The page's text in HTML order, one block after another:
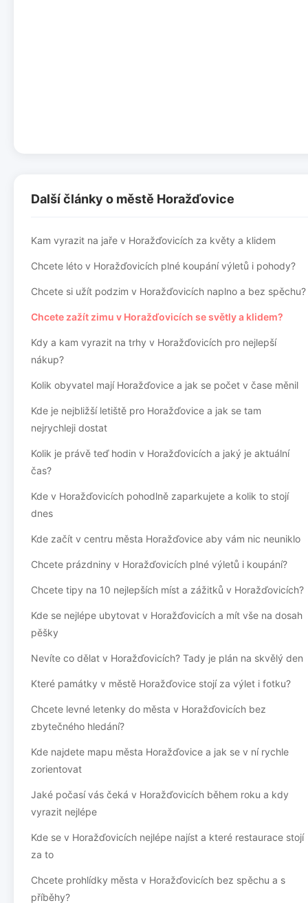
Další články o městě Horažďovice
Kam vyrazit na jaře v Horažďovicích za květy a klidem
Chcete léto v Horažďovicích plné koupání výletů i pohody?
Chcete si užít podzim v Horažďovicích naplno a bez spěchu?
Chcete zažít zimu v Horažďovicích se světly a klidem?
Kdy a kam vyrazit na trhy v Horažďovicích pro nejlepší
nákup?
Kolik obyvatel mají Horažďovice a jak se počet v čase měnil
Kde je nejbližší letiště pro Horažďovice a jak se tam
nejrychleji dostat
Kolik je právě teď hodin v Horažďovicích a jaký je aktuální
čas?
Kde v Horažďovicích pohodlně zaparkujete a kolik to stojí
dnes
Kde začít v centru města Horažďovice aby vám nic neuniklo
Chcete prázdniny v Horažďovicích plné výletů i koupání?
Chcete tipy na 10 nejlepších míst a zážitků v Horažďovicích?
Kde se nejlépe ubytovat v Horažďovicích a mít vše na dosah
pěšky
Nevíte co dělat v Horažďovicích? Tady je plán na skvělý den
Které památky v městě Horažďovice stojí za výlet i fotku?
Chcete levné letenky do města v Horažďovicích bez
zbytečného hledání?
Kde najdete mapu města Horažďovice a jak se v ní rychle
zorientovat
Jaké počasí vás čeká v Horažďovicích během roku a kdy
vyrazit nejlépe
Kde se v Horažďovicích nejlépe najíst a které restaurace stojí
za to
Chcete prohlídky města v Horažďovicích bez spěchu a s
příběhy?